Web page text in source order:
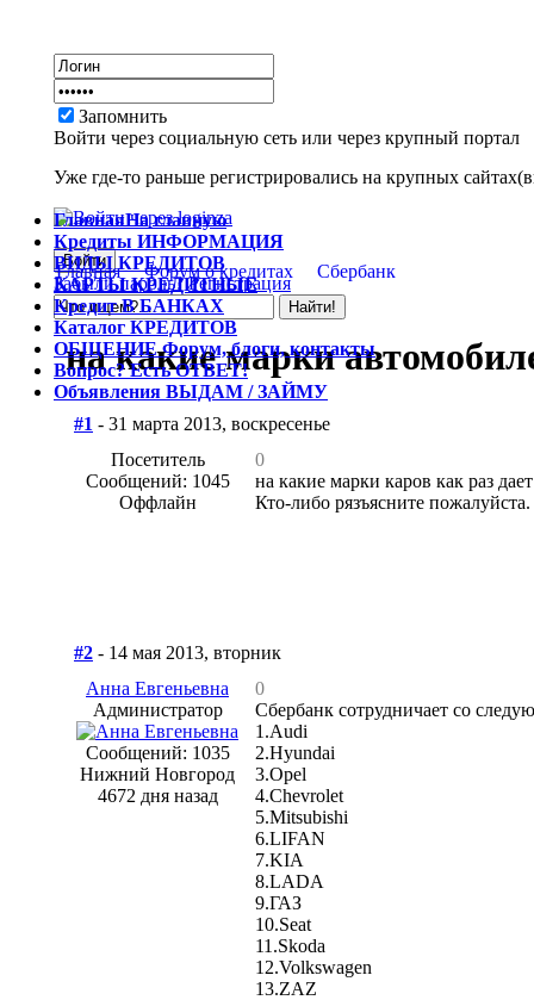
Запомнить
Войти через социальную сеть или через крупный портал
Уже где-то раньше регистрировались на крупных
Забыли пароль? Регистрация
ГлавнаяНа главную
Кредиты ИНФОРМАЦИЯ
ВИДЫ КРЕДИТОВ
КАРТЫКРЕДИТНЫЕ
КредитВ БАНКАХ
Каталог КРЕДИТОВ
ОБЩЕНИЕФорум, блоги, контакты
Вопрос?Есть ОТВЕТ!
Объявления ВЫДАМ / ЗАЙМУ
Главная Форум о кредитах Сбербанк
на какие марки
#1 - 31 марта 2013, воскресенье
Посетитель
Сообщений: 1045
Оффлайн
0
на какие марки каров как раз
Кто-либо рязъясните пожалуйста.
#2 - 14 мая 2013, вторник
Анна Евгеньевна
Администратор
Сообщений: 1035
Нижний Новгород
4672 дня назад
0
Сбербанк сотрудничает со
1.Audi
2.Hyundai
3.Opel
4.Chevrolet
5.Mitsubishi
6.LIFAN
7.KIA
8.LADA
9.ГАЗ
10.Seat
11.Skoda
12.Volkswagen
13.ZAZ